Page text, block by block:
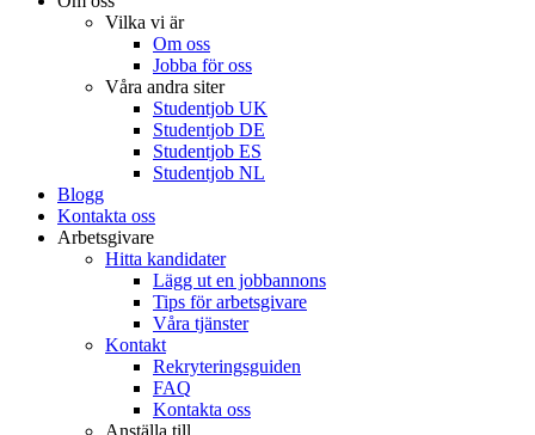
Vilka vi är
Om oss
Jobba för oss
Våra andra siter
Studentjob UK
Studentjob DE
Studentjob ES
Studentjob NL
Blogg
Kontakta oss
Arbetsgivare
Hitta kandidater
Lägg ut en jobbannons
Tips för arbetsgivare
Våra tjänster
Kontakt
Rekryteringsguiden
FAQ
Kontakta oss
Anställa till